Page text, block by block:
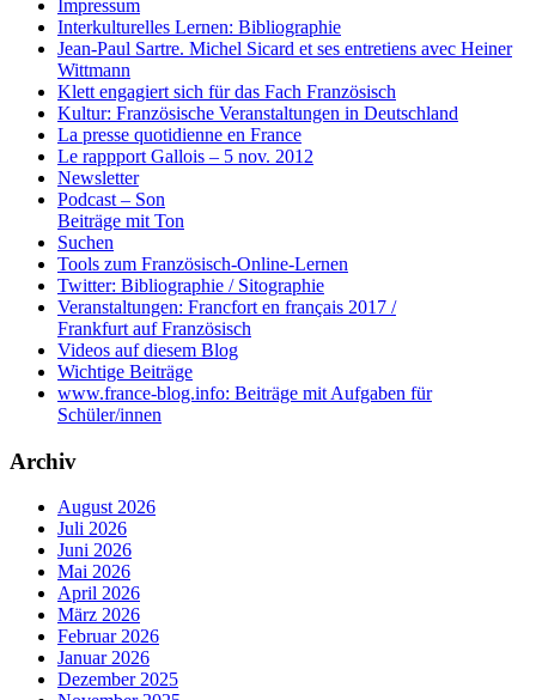
Impressum
Interkulturelles Lernen: Bibliographie
Jean-Paul Sartre. Michel Sicard et ses entretiens avec Heiner
Wittmann
Klett engagiert sich für das Fach Französisch
Kultur: Französische Veranstaltungen in Deutschland
La presse quotidienne en France
Le rappport Gallois – 5 nov. 2012
Newsletter
Podcast – Son
Beiträge mit Ton
Suchen
Tools zum Französisch-Online-Lernen
Twitter: Bibliographie / Sitographie
Veranstaltungen: Francfort en français 2017 /
Frankfurt auf Französisch
Videos auf diesem Blog
Wichtige Beiträge
www.france-blog.info: Beiträge mit Aufgaben für
Schüler/innen
Archiv
August 2026
Juli 2026
Juni 2026
Mai 2026
April 2026
März 2026
Februar 2026
Januar 2026
Dezember 2025